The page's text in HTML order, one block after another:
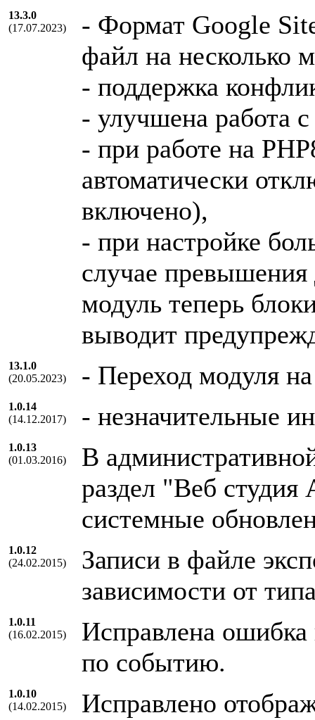
13.3.0
(17.07.2023)
- Формат Google
файл на несколько
- поддержка
- улучшена работа
- при работе на
автоматически
включено),
- при настройке
случае превышения
модуль теперь
выводит
13.1.0
(20.05.2023)
- Переход модуля
1.0.14
(14.12.2017)
- незначительные
1.0.13
(01.03.2016)
В
раздел "Веб
системные
1.0.12
(24.02.2015)
Записи в файле
зависимости от
1.0.11
(16.02.2015)
Исправлена ошибка
по событию.
1.0.10
(14.02.2015)
Исправлено